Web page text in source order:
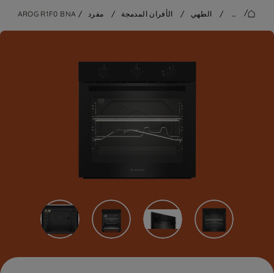
/
...
/ الطهي / الأفران المدمجة / مفرد /
AROG R1F0 BNA